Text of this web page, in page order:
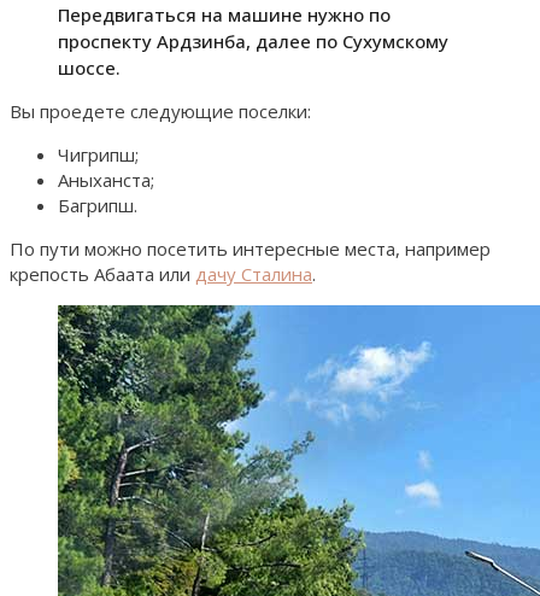
Передвигаться на машине нужно по
проспекту Ардзинба, далее по Сухумскому
шоссе.
Вы проедете следующие поселки:
Чигрипш;
Аныханста;
Багрипш.
По пути можно посетить интересные места, например
крепость Абаата или дачу Сталина.